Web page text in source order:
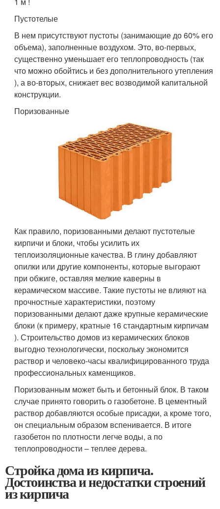
Пустотелые
В нем присутствуют пустоты (занимающие до 60% его
объема), заполненные воздухом. Это, во-первых,
существенно уменьшает его теплопроводность (так
что можно обойтись и без дополнительного утепления
), а во-вторых, снижает вес возводимой капитальной
конструкции.
Поризованные
Как правило, поризованными делают пустотелые
кирпичи и блоки, чтобы усилить их
теплоизоляционные качества. В глину добавляют
опилки или другие компоненты, которые выгорают
при обжиге, оставляя мелкие каверны в
керамическом массиве. Такие пустоты не влияют на
прочностные характеристики, поэтому
поризованными делают даже крупные керамические
блоки (к примеру, кратные 16 стандартным кирпичам
). Строительство домов из керамических блоков
выгодно технологически, поскольку экономится
раствор и человеко-часы квалифицированного труда
профессиональных каменщиков.
Поризованным может быть и бетонный блок. В таком
случае принято говорить о газобетоне. В цементный
раствор добавляются особые присадки, а кроме того,
он специальным образом вспенивается. В итоге
газобетон по плотности легче воды, а по
теплопроводности – теплее дерева.
Стройка дома из кирпича.
Достоинства и недостатки строений
из кирпича